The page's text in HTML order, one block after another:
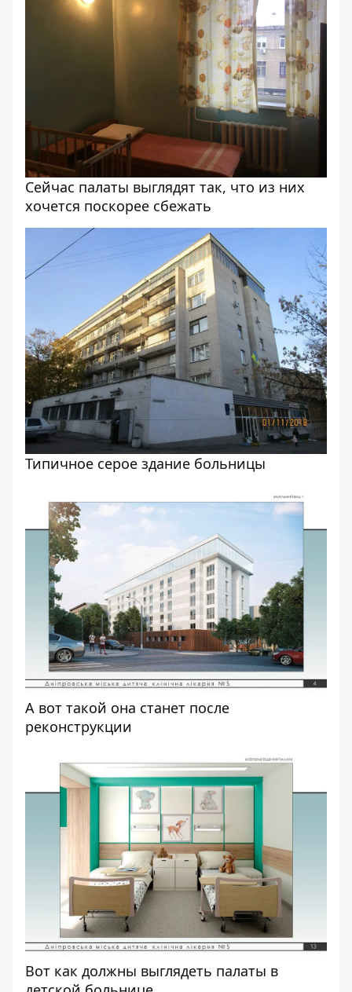
Сейчас палаты выглядят так, что из них
хочется поскорее сбежать
Типичное серое здание больницы
А вот такой она станет после
реконструкции
Вот как должны выглядеть палаты в